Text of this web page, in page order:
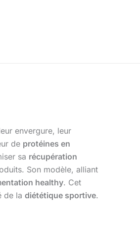
envergure, leur
de protéines en
sa récupération
Son modèle, alliant
healthy. Cet
de la diététique sportive.